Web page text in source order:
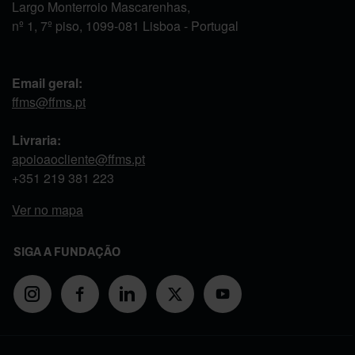
Largo Monterroio Mascarenhas,
nº 1, 7º piso, 1099-081 Lisboa - Portugal
Email geral:
ffms@ffms.pt
Livraria:
apoioaocliente@ffms.pt
+351 219 381 223
Ver no mapa
SIGA A FUNDAÇÃO